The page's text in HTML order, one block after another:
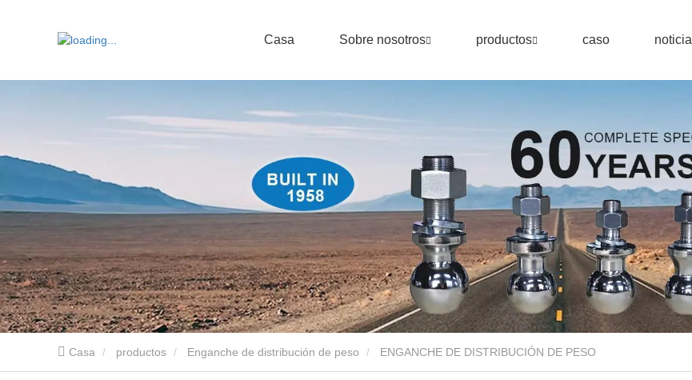
Casa Sobre nosotros productos caso noticia
Casa productos Enganche de distribución de peso ENGANCHE DE DISTRIBUCIÓN DE PESO